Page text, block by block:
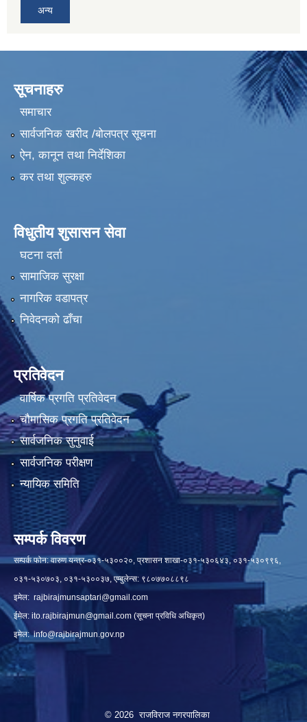
अन्य
सूचनाहरु
समाचार
सार्वजनिक खरीद /बोलपत्र सूचना
ऐन, कानून तथा निर्देशिका
कर तथा शुल्कहरु
विधुतीय शुसासन सेवा
घटना दर्ता
सामाजिक सुरक्षा
नागरिक वडापत्र
निवेदनको ढाँचा
प्रतिवेदन
वार्षिक प्रगति प्रतिवेदन
चौमासिक प्रगति प्रतिवेदन
सार्वजनिक सुनुवाई
सार्वजनिक परीक्षण
न्यायिक समिति
सम्पर्क विवरण
सम्पर्क फोन: वारुण यन्त्र-०३१-५३००२०, प्रशासन शाखा-०३१-५३०६४३, ०३१-५३०९९६,
०३१-५३०७०३, ०३१-५३००३७, एम्बुलेन्स: ९८०७७०८८९८
इमेल: rajbirajmunsaptari@gmail.com
ईमेल: ito.rajbirajmun@gmail.com (सूचना प्रविधि अधिकृत)
इमेल:info@rajbirajmun.gov.np
© 2026 राजविराज नगरपालिका